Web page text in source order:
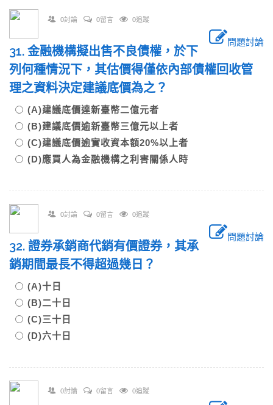
0討論 0留言 0追蹤
問題討論
31. 金融機構擬出售不良債權，於下
列何種情況下，其估價得僅依內部債權回收管
理之資料決定建議底價為之？
(A)建議底價達新臺幣二億元者
(B)建議底價逾新臺幣三億元以上者
(C)建議底價逾實收資本額20%以上者
(D)應買人為金融機構之利害關係人時
0討論 0留言 0追蹤
問題討論
32. 證券承銷商代銷有價證券，其承
銷期間最長不得超過幾日？
(A)十日
(B)二十日
(C)三十日
(D)六十日
0討論 0留言 0追蹤